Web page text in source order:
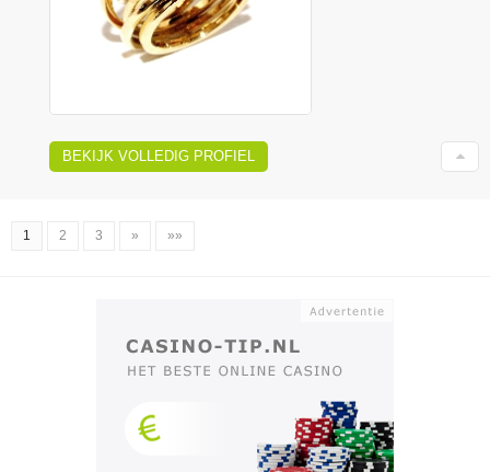
BEKIJK VOLLEDIG PROFIEL
1 2 3 » »»